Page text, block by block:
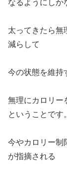
なるようにしか
太ってきたら無
減らして
今の状態を維持
無理にカロリー
ということです。
今やカロリー制
が指摘される